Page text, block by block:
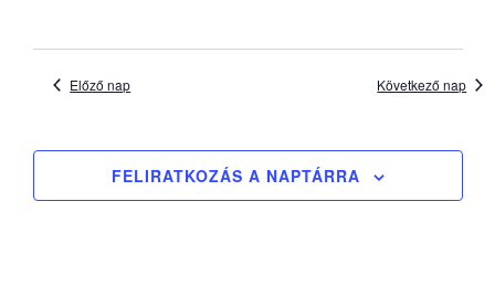
02.
Előző nap Következő nap
FELIRATKOZÁS A NAPTÁRRA